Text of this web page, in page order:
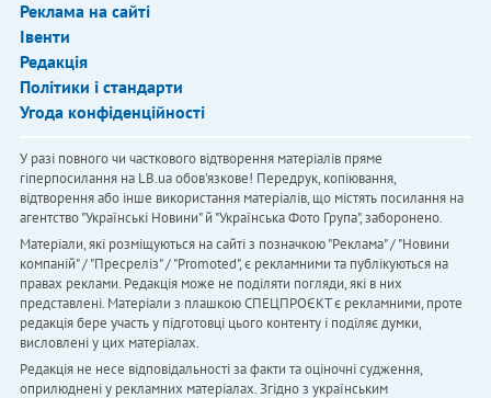
Реклама на сайті
Івенти
Редакція
Політики і стандарти
Угода конфіденційності
У разі повного чи часткового відтворення матеріалів пряме
гіперпосилання на LB.ua обов'язкове! Передрук, копіювання,
відтворення або інше використання матеріалів, що містять посилання на
агентство "Українськi Новини" й "Українська Фото Група", заборонено.
Матеріали, які розміщуються на сайті з позначкою "Реклама" / "Новини
компаній" / "Пресреліз" / "Promoted", є рекламними та публікуються на
правах реклами. Редакція може не поділяти погляди, які в них
представлені. Матеріали з плашкою СПЕЦПРОЄКТ є рекламними, проте
редакція бере участь у підготовці цього контенту і поділяє думки,
висловлені у цих матеріалах.
Редакція не несе відповідальності за факти та оціночні судження,
оприлюднені у рекламних матеріалах. Згідно з українським